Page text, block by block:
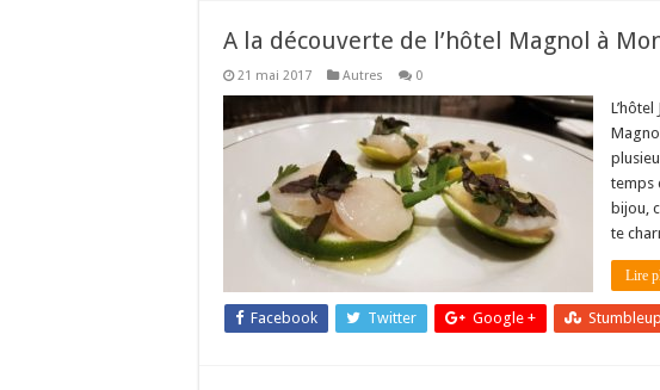
A la découverte de l’hôtel Magnol à
21 mai 2017 Autres 0
temps
bijou,
te
Lire
Facebook Twitter Google +